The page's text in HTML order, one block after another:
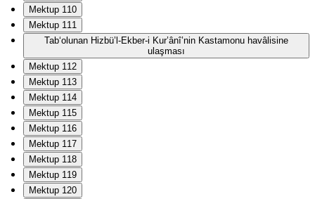
Mektup 110
Mektup 111
Tab‘olunan Hizbü’l-Ekber-i Kur’ânî’nin Kastamonu havâlisine
ulaşması
Mektup 112
Mektup 113
Mektup 114
Mektup 115
Mektup 116
Mektup 117
Mektup 118
Mektup 119
Mektup 120